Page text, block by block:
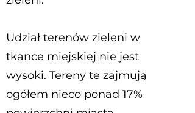
Udział terenów zieleni w
tkance miejskiej nie jest
wysoki. Tereny te zajmują
ogółem nieco ponad 17%